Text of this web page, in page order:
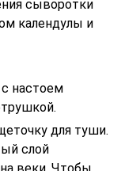
сыворотки
календулы и
настоем
для туши.
слой